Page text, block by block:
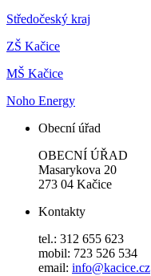
Středočeský kraj
ZŠ Kačice
MŠ Kačice
Noho Energy
Obecní úřad
OBECNÍ ÚŘAD
Masarykova 20
273 04 Kačice
Kontakty
tel.: 312 655 623
mobil: 723 526 534
email: info@kacice.cz